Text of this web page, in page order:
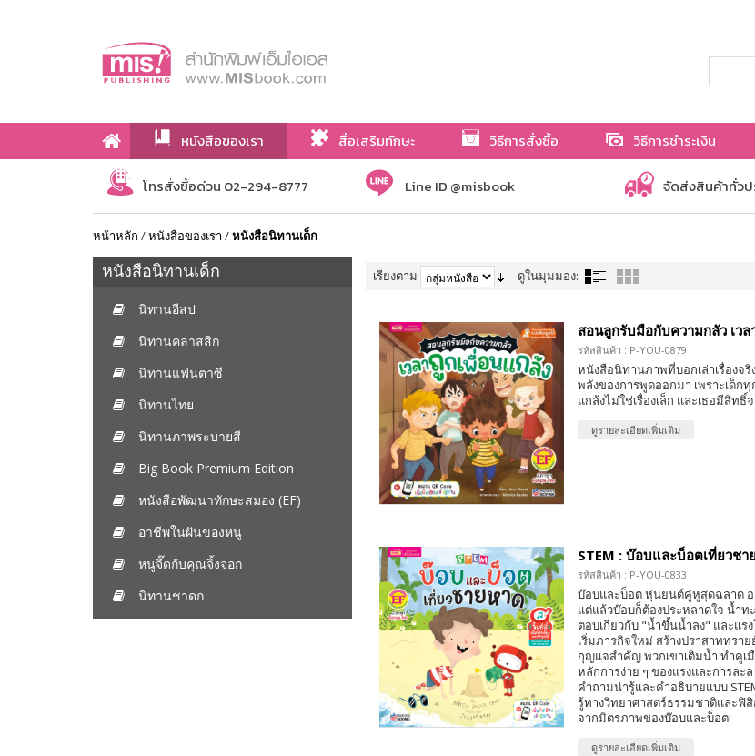
หนังสือของเรา สื่อเสริมทักษะ วิธีการสั่งซื้อ วิธีการชำระเงิน
เกี่ยวกับเรา
โทรสั่งซื้อด่วน 02-294-8777 Line ID @misbook จัดส่งสินค้าทั่วป
หน้าหลัก /หนังสือของเรา /หนังสือนิทานเด็ก
หนังสือนิทานเด็ก
นิทานอีสป
นิทานคลาสสิก
นิทานแฟนตาซี
นิทานไทย
นิทานภาพระบายสี
Big Book Premium Edition
หนังสือพัฒนาทักษะสมอง (EF)
อาชีพในฝันของหนู
หนูจี๊ดกับคุณจิ้งจอก
นิทานชาดก
เรียงตาม ดูในมุมมอง:
สอนลูกรับมือกับความกลัว เวล
รหัสสินค้า : P-YOU-0879
หนังสือนิทานภาพที่บอกเล่าเรื่องจ
พลังของการพูดออกมา เพราะเด็ก
แกล้งไม่ใช่เรื่องเล็ก และเธอมีสิทธิ์
ดูรายละเอียดเพิ่มเติม
STEM : บ๊อบและบ็อตเที่ยวชา
รหัสสินค้า : P-YOU-0833
บ๊อบและบ็อต หุ่นยนต์คู่หูสุดฉลาด
แต่แล้วบ๊อบก็ต้องประหลาดใจ น้ำ
ตอบเกี่ยวกับ "น้ำขึ้นน้ำลง" และแร
เริ่มภารกิจใหม่ สร้างปราสาททรา
กุญแจสำคัญ พวกเขาเติมน้ำ ทำคูเ
หลักการง่าย ๆ ของแรงและการละ
คำถามน่ารู้และคำอธิบายแบบ
รู้ทางวิทยาศาสตร์ธรรมชาติและฟิ
จากมิตรภาพของบ๊อบและบ็อต!
ดูรายละเอียดเพิ่มเติม